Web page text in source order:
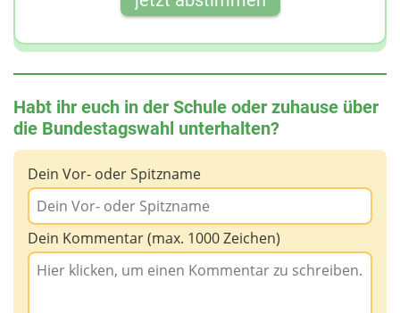
Habt ihr euch in der Schule oder zuhause über
die Bundestagswahl unterhalten?
Dein Vor- oder Spitzname
Dein Kommentar (max. 1000 Zeichen)